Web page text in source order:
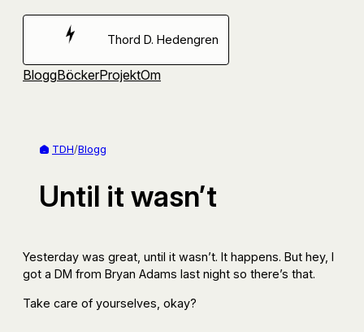
Hoppa
Thord D. Hedengren
BloggBöckerProjektOm
TDH/Blogg
Until it wasn’t
Yesterday was great, until it wasn’t. It happens. But hey, I
got a DM from Bryan Adams last night so there’s that.
Take care of yourselves, okay?